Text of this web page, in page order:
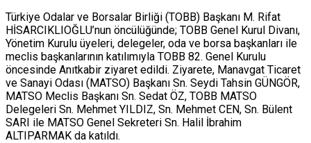
Türkiye Odalar ve Borsalar Birliği (TOBB) Başkanı M. Rifat
HİSARCIKLIOĞLU’nun öncülüğünde; TOBB Genel Kurul Divanı,
Yönetim Kurulu üyeleri, delegeler, oda ve borsa başkanları ile
meclis başkanlarının katılımıyla TOBB 82. Genel Kurulu
öncesinde Anıtkabir ziyaret edildi. Ziyarete, Manavgat Ticaret
ve Sanayi Odası (MATSO) Başkanı Sn. Seydi Tahsin GÜNGÖR,
MATSO Meclis Başkanı Sn. Sedat ÖZ, TOBB MATSO
Delegeleri Sn. Mehmet YILDIZ, Sn. Mehmet CEN, Sn. Bülent
SARI ile MATSO Genel Sekreteri Sn. Halil İbrahim
ALTIPARMAK da katıldı.